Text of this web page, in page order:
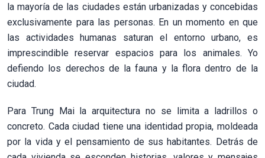
la mayoría de las ciudades están urbanizadas y concebidas
exclusivamente para las personas. En un momento en que
las actividades humanas saturan el entorno urbano, es
imprescindible reservar espacios para los animales. Yo
defiendo los derechos de la fauna y la flora dentro de la
ciudad.
Para Trung Mai la arquitectura no se limita a ladrillos o
concreto. Cada ciudad tiene una identidad propia, moldeada
por la vida y el pensamiento de sus habitantes. Detrás de